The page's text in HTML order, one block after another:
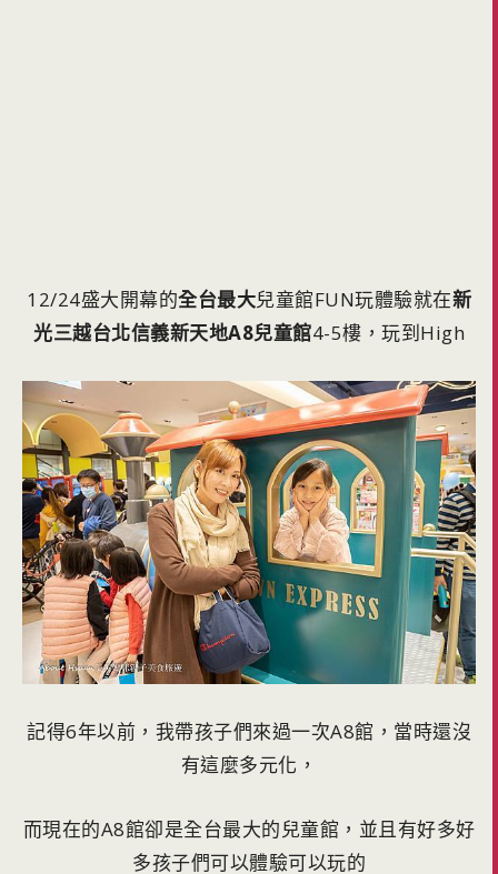
12/24盛大開幕的全台最大兒童館FUN玩體驗就在新
光三越台北信義新天地A8兒童館4-5樓，玩到High
記得6年以前，我帶孩子們來過一次A8館，當時還沒
有這麼多元化，
而現在的A8館卻是全台最大的兒童館，並且有好多好
多孩子們可以體驗可以玩的